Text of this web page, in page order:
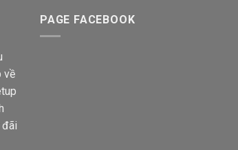
về
đãi
PAGE FACEBOOK